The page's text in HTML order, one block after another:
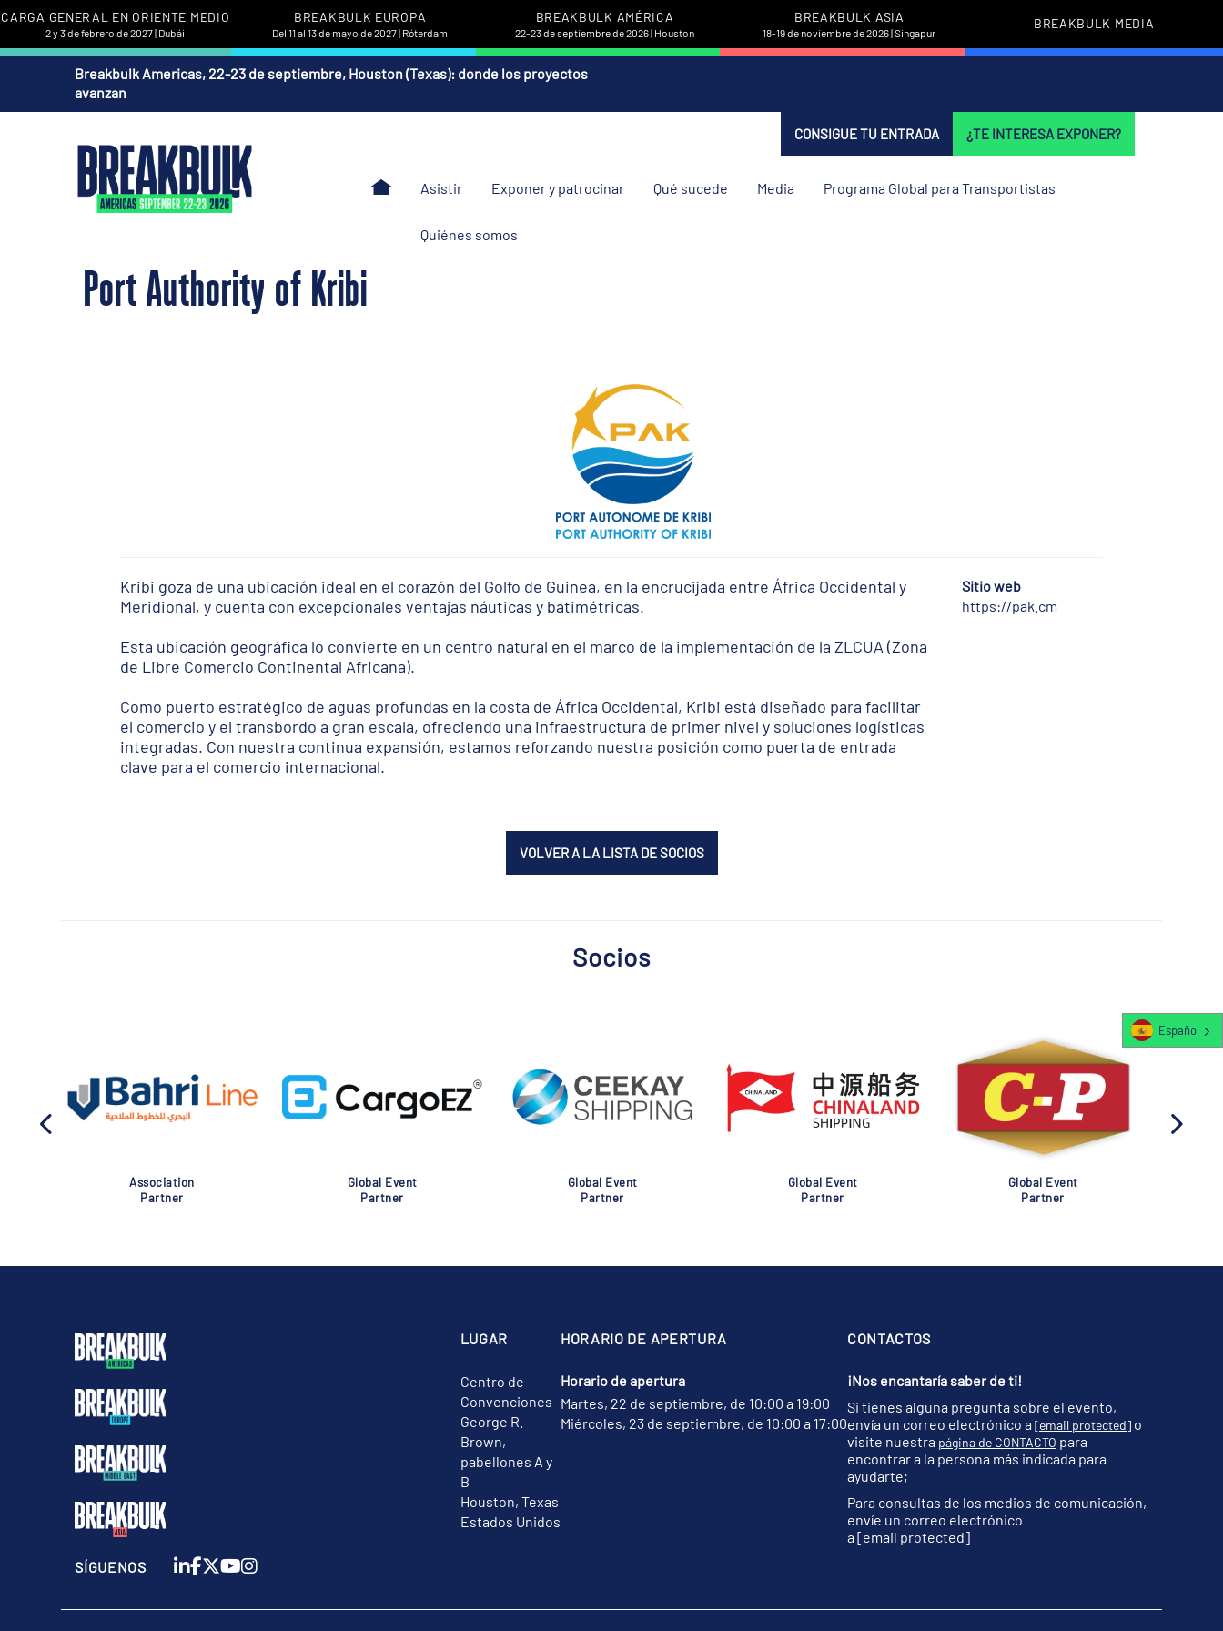
CARGA GENERAL EN ORIENTE MEDIO
2 y 3 de febrero de 2027 | Dubái
BREAKBULK EUROPA
Del 11 al 13 de mayo de 2027 | Róterdam
BREAKBULK AMÉRICA
22-23 de septiembre de 2026 | Houston
BREAKBULK ASIA
18-19 de noviembre de 2026 | Singapur
BREAKBULK MEDIA
Breakbulk Americas, 22-23 de septiembre, Houston (Texas): donde los proyectos
avanzan
CONSIGUE TU ENTRADA ¿TE INTERESA EXPONER?
Asistir Exponer y patrocinar Qué sucede Media Programa Global para Transportistas
Quiénes somos
Port Authority of Kribi
Kribi goza de una ubicación ideal en el corazón del Golfo de Guinea, en la encrucijada entre África Occidental y
Meridional, y cuenta con excepcionales ventajas náuticas y batimétricas.
Esta ubicación geográfica lo convierte en un centro natural en el marco de la implementación de la ZLCUA (Zona
de Libre Comercio Continental Africana).
Como puerto estratégico de aguas profundas en la costa de África Occidental, Kribi está diseñado para facilitar
el comercio y el transbordo a gran escala, ofreciendo una infraestructura de primer nivel y soluciones logísticas
integradas. Con nuestra continua expansión, estamos reforzando nuestra posición como puerta de entrada
clave para el comercio internacional.
Sitio web
https://pak.cm
VOLVER A LA LISTA DE SOCIOS
Socios
Association
Partner
Global Event
Partner
Global Event
Partner
Global Event
Partner
Global Event
Partner
LUGAR
Centro de
Convenciones
George R.
Brown,
pabellones A y
B
Houston, Texas
Estados Unidos
HORARIO DE APERTURA
Horario de apertura
Martes, 22 de septiembre, de 10:00 a 19:00
Miércoles, 23 de septiembre, de 10:00 a 17:00
CONTACTOS
¡Nos encantaría saber de ti!
Si tienes alguna pregunta sobre el evento,
envía un correo electrónico a [email protected]o
visite nuestra página de CONTACTO para
encontrar a la persona más indicada para
ayudarte;
Para consultas de los medios de comunicación,
envíe un correo electrónico
a [email protected]
SÍGUENOS
Español